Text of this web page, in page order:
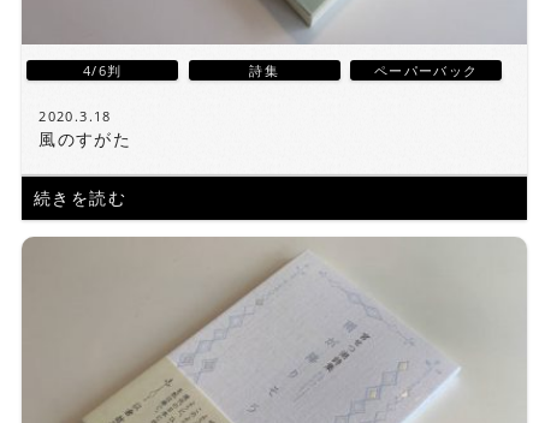
4/6判 詩集 ペーパーバック
2020.3.18
風のすがた
続きを読む